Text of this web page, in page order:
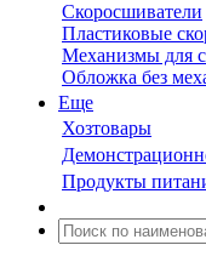
Скоросшиватели
Пластиковые
Механизмы для
Обложка без
Еще
Хозтовары
Продукты